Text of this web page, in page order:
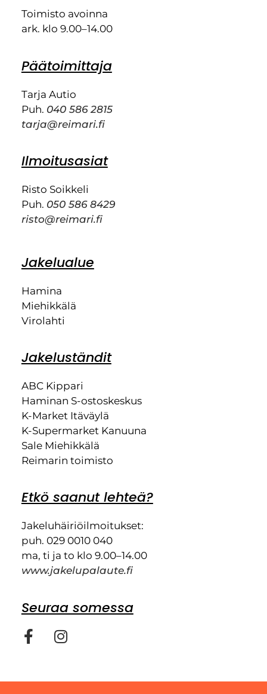
Toimisto avoinna
ark. klo 9.00–14.00
Päätoimittaja
Tarja Autio
Puh. 040 586 2815
tarja@reimari.fi
Ilmoitusasiat
Risto Soikkeli
Puh. 050 586 8429
risto@reimari.fi
Jakelualue
Hamina
Miehikkälä
Virolahti
Jakeluständit
ABC Kippari
Haminan S-ostoskeskus
K-Market Itäväylä
K-Supermarket Kanuuna
Sale Miehikkälä
Reimarin toimisto
Etkö saanut lehteä?
Jakeluhäiriöilmoitukset:
puh. 029 0010 040
ma, ti ja to klo 9.00–14.00
www.jakelupalaute.fi
Seuraa somessa